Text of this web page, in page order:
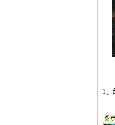
1